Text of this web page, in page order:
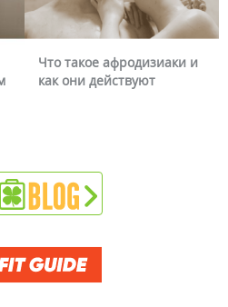
Что такое афродизиаки и
как они действуют